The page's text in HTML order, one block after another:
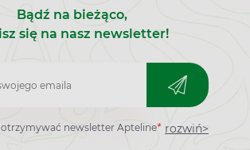
Bądź na bieżąco,
się na nasz newsletter!
otrzymywać newsletter Apteline* rozwiń>